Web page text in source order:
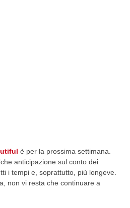
è per la prossima settimana.
anticipazione sul conto dei
i tempi e, soprattutto, più longeve.
non vi resta che continuare a